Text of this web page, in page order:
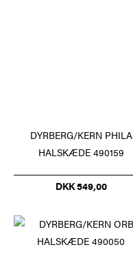
DYRBERG/KERN PHILA
HALSKÆDE 490159
DKK 549,00